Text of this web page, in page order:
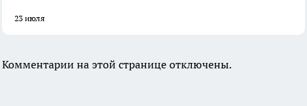
23 июля
Комментарии на этой странице отключены.